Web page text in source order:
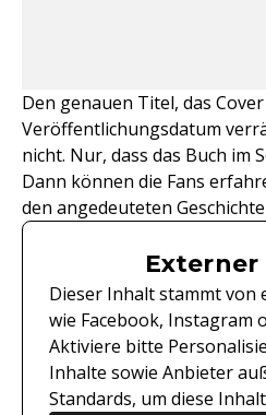
Den genauen Titel, das
Veröffentlichungsdatum
nicht. Nur, dass das Buch im
Dann können die Fans
den angedeuteten
Dieser Inhalt stammt von
wie Facebook, Instagram
Aktiviere bitte
Inhalte sowie Anbieter
Standards, um diese